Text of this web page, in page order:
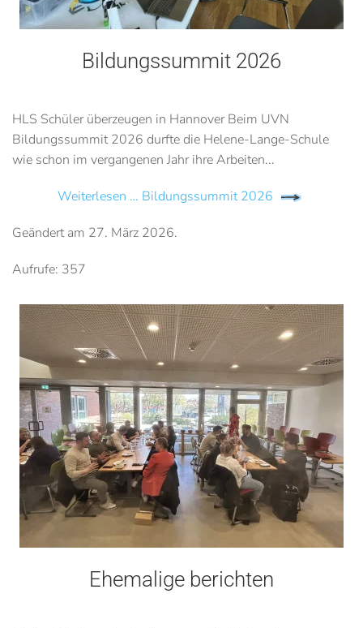
Bildungssummit 2026
HLS Schüler überzeugen in Hannover Beim UVN
Bildungssummit 2026 durfte die Helene-Lange-Schule
wie schon im vergangenen Jahr ihre Arbeiten...
Weiterlesen … Bildungssummit 2026
Geändert am 27. März 2026.
Aufrufe: 357
Ehemalige berichten